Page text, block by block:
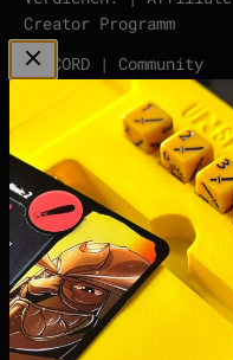
Creator Programm
DISCORD | Community
points | Score Tracker
Podcast
Impressum
Datenschutzerklärung
Widerrufsrecht &
Widerrufsformular